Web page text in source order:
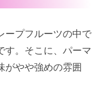
ープフルーツの中で
す。そこに、パーマ
がやや強めの雰囲